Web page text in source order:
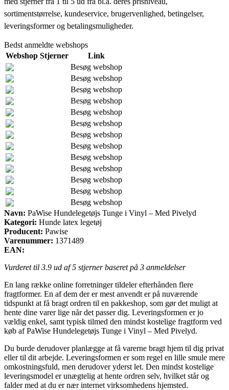
sortimentstørrelse, kundeservice, brugervenlighed, betingelser,
leveringsformer og betalingsmuligheder.
Bedst anmeldte webshops
Webshop Stjerner
Link
Besøg webshop
Besøg webshop
Besøg webshop
Besøg webshop
Besøg webshop
Besøg webshop
Besøg webshop
Besøg webshop
Besøg webshop
Besøg webshop
Besøg webshop
Besøg webshop
Besøg webshop
Navn: PaWise Hundelegetøjs Tunge i Vinyl – Med Pivelyd
Kategori: Hunde latex legetøj
Producent: Pawise
Varenummer: 1371489
EAN:
Vurderet til 3.9 ud af 5 stjerner baseret på 3 anmeldelser
En lang række online forretninger tildeler efterhånden flere
fragtformer. En af dem der er mest anvendt er på nuværende
tidspunkt at få bragt ordren til en pakkeshop, som gør det muligt at
hente dine varer lige når det passer dig. Leveringsformen er jo
vældig enkel, samt typisk tilmed den mindst kostelige fragtform ved
køb af PaWise Hundelegetøjs Tunge i Vinyl – Med Pivelyd.
Du burde derudover planlægge at få varerne bragt hjem til dig privat
eller til dit arbejde. Leveringsformen er som regel en lille smule mere
omkostningsfuld, men derudover yderst let. Den mindst kostelige
leveringsmodel er unægtelig at hente ordren selv, hvilket står og
falder med at du er nær internet virksomhedens hjemsted.